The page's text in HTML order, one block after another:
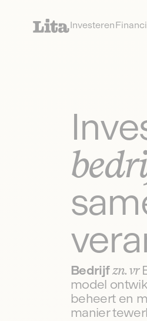
Investeren
Bedrijfzn. vr
model
beheert en
manier